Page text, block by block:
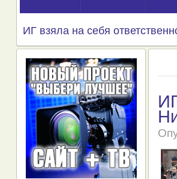
ИГ взяла на себя